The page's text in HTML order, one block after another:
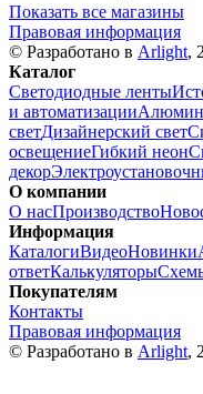
Показать все магазины
Правовая информация
© Разработано в Arlight,
Каталог
Светодиодные ленты
и автоматизации
светДизайнерский свет
освещениеГибкий неон
декор
О компании
О насПроизводство
Информация
КаталогиВидеоНовинки
ответКалькуляторы
Покупателям
Контакты
Правовая информация
© Разработано в Arlight,